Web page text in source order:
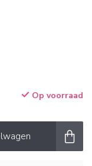
Op voorraad